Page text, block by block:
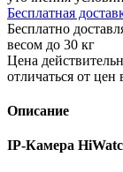
Бесплатная
Бесплатно
весом до 30 кг
Цена
отличаться от
Описание
IP-Камера